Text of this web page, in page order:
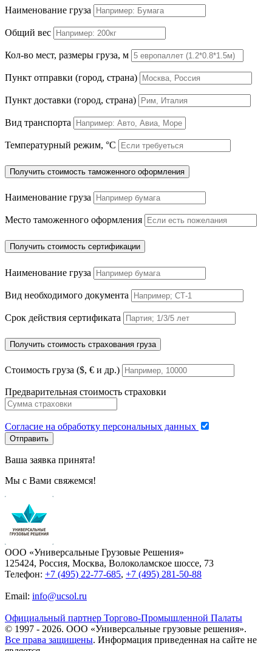
Наименование груза
Общий вес
Кол-во мест, размеры груза, м
Пункт отправки (город, страна)
Пункт доставки (город, страна)
Вид транспорта
Температурный режим, °C
Получить стоимость таможенного оформления
Наименование груза
Место таможенного оформления
Получить стоимость сертификации
Наименование груза
Вид необходимого документа
Срок действия сертификата
Получить стоимость страхования груза
Стоимость груза ($, € и др.)
Предварительная стоимость страховки
Согласие на обработку персональных данных
Отправить
Ваша заявка принята!
Мы с Вами свяжемся!
ООО «Универсальные Грузовые Решения»
125424, Россия, Москва, Волоколамское шоссе, 73
Телефон: +7 (495) 22-77-685, +7 (495) 281-50-88
Email: info@ucsol.ru
Официальный партнер Торгово-Промышленной Палаты
© 1997 - 2026. ООО «Универсальные грузовые решения».
Все права защищены. Информация приведенная на сайте не